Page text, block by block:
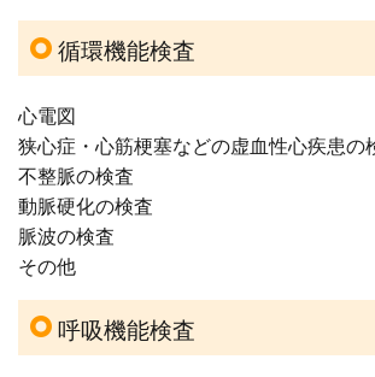
循環機能検査
心電図
狭心症・心筋梗塞などの虚血性心疾患の
不整脈の検査
動脈硬化の検査
脈波の検査
その他
呼吸機能検査